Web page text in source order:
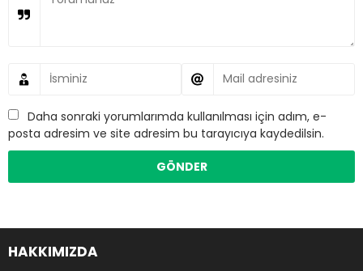
Daha sonraki yorumlarımda kullanılması için adım, e-
posta adresim ve site adresim bu tarayıcıya kaydedilsin.
HAKKIMIZDA